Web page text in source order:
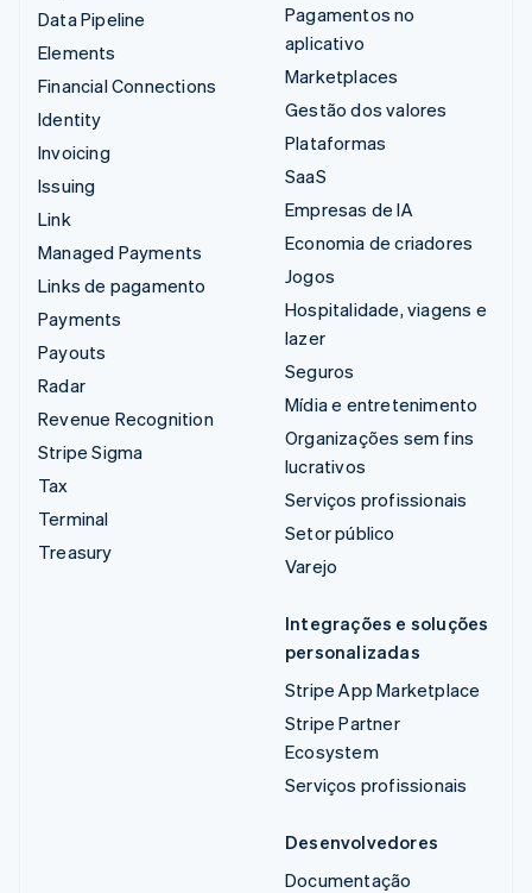
Data Pipeline
Elements
Financial Connections
Identity
Invoicing
Issuing
Link
Managed Payments
Links de pagamento
Payments
Payouts
Radar
Revenue Recognition
Stripe Sigma
Tax
Terminal
Treasury
Pagamentos no
aplicativo
Marketplaces
Gestão dos valores
Plataformas
SaaS
Empresas de IA
Economia de criadores
Jogos
Hospitalidade, viagens e
lazer
Seguros
Mídia e entretenimento
Organizações sem fins
lucrativos
Serviços profissionais
Setor público
Varejo
Integrações e soluções
personalizadas
Stripe App Marketplace
Stripe Partner
Ecosystem
Serviços profissionais
Desenvolvedores
Documentação